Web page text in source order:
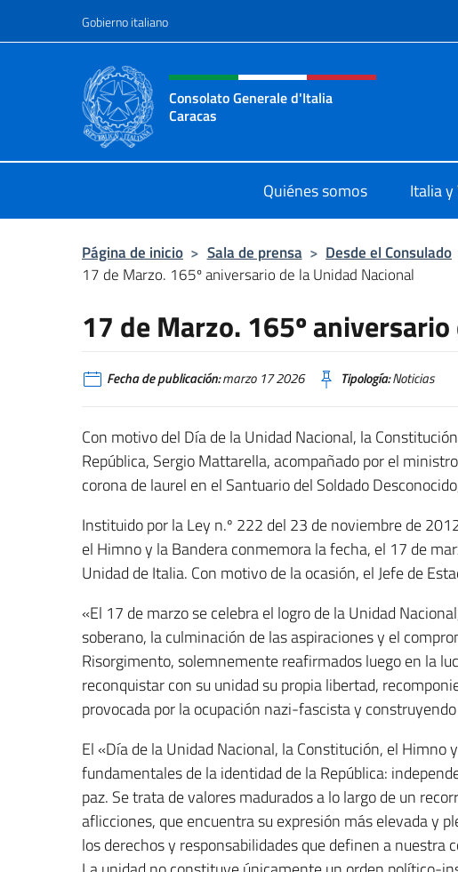
Gobierno italiano
Encabezado del sitio web,
Consolato Generale d'Italia
Caracas
Quiénes somos Italia y
Página de inicio > Sala de prensa > Desde el Consulado
17 de Marzo. 165º aniversario de la Unidad Nacional
17 de Marzo. 165º
Fecha de publicación:marzo 17 2026 Tipología:Noticias
Con motivo del Día de la Unidad Nacional, la
República, Sergio Mattarella, acompañado por el
corona de laurel en el Santuario del Soldado
Instituido por la Ley n.º 222 del 23 de noviembre de
el Himno y la Bandera conmemora la fecha, el 17 de
Unidad de Italia. Con motivo de la ocasión, el Jefe de
«El 17 de marzo se celebra el logro de la Unidad
soberano, la culminación de las aspiraciones y el
Risorgimento, solemnemente reafirmados luego en la
reconquistar con su unidad su propia libertad,
provocada por la ocupación nazi-fascista y
El «Día de la Unidad Nacional, la Constitución, el Himno
fundamentales de la identidad de la República:
paz. Se trata de valores madurados a lo largo de un
aflicciones, que encuentra su expresión más elevada y
los derechos y responsabilidades que definen a nuestra